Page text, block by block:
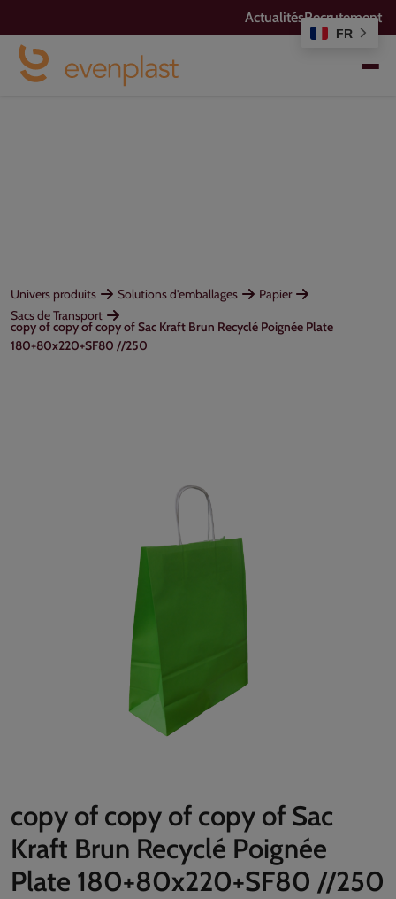
FR
ActualitésRecrutement
Univers produits Solutions d'emballages
Papier
Sacs de Transport
copy of copy of copy of Sac Kraft Brun Recyclé Poignée Plate
180+80x220+SF80 //250
copy of copy of copy of Sac
Kraft Brun Recyclé Poignée
Plate 180+80x220+SF80 //250